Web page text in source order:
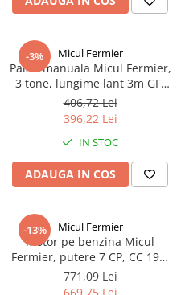
-3% Micul Fermier
Palan manuala Micul Fermier,
3 tone, lungime lant 3m GF-
0452
406,72 Lei
396,22 Lei
IN STOC
ADAUGA IN COS
-13% Micul Fermier
Motor pe benzina Micul
Fermier, putere 7 CP, CC 196,
ax orizontal 20 mm cu pana,
motor in 4 Timpi GF-0164
771,09 Lei